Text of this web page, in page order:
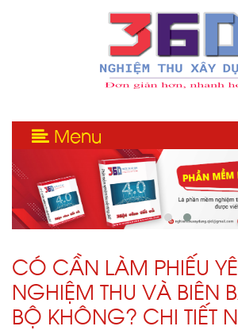
Menu
CÓ CẦN LÀM PHIẾU
NGHIỆM THU VÀ BIÊN
BỘ KHÔNG? CHI TIẾT